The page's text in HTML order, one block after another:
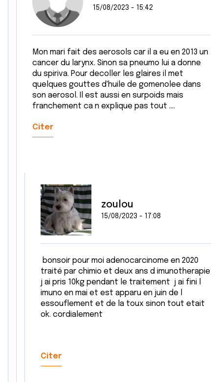
15/08/2023 - 15:42
Mon mari fait des aerosols car il a eu en 2013 un
cancer du larynx. Sinon sa pneumo lui a donne
du spiriva. Pour decoller les glaires il met
quelques gouttes d'huile de gomenolee dans
son aerosol. Il est aussi en surpoids mais
franchement ca n explique pas tout ....
Citer
zoulou
15/08/2023 - 17:08
bonsoir pour moi adenocarcinome en 2020
traité par chimio et deux ans d imunotherapie
j ai pris 10kg pendant le traitement j ai fini l
imuno en mai et est apparu en juin de l
essouflement et de la toux sinon tout etait
ok. cordialement
Citer